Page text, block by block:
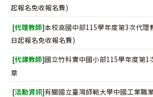
起報名免收報名費)
[代理教師]本校高國中部115學年度第3次代理
日起報名免收報名費)
[代課教師]國立竹科實中國小部115學年度第1
章
[活動資訊]有關國立臺灣師範大學中國工業職